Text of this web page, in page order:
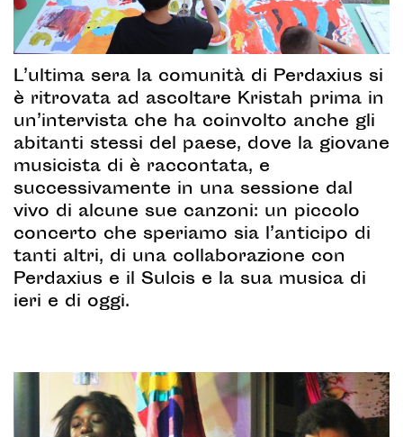
L’ultima sera la comunità di Perdaxius si
è ritrovata ad ascoltare Kristah prima in
un’intervista che ha coinvolto anche gli
abitanti stessi del paese, dove la giovane
musicista di è raccontata, e
successivamente in una sessione dal
vivo di alcune sue canzoni: un piccolo
concerto che speriamo sia l’anticipo di
tanti altri, di una collaborazione con
Perdaxius e il Sulcis e la sua musica di
ieri e di oggi.